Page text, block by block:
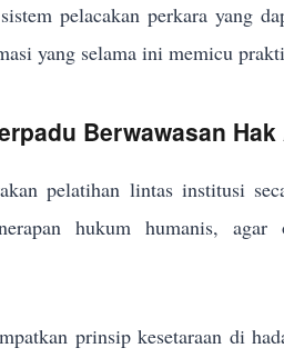
pelacakan perkara yang
yang selama ini memicu
Berwawasan
pelatihan lintas institusi
hukum humanis,
prinsip kesetaraan di